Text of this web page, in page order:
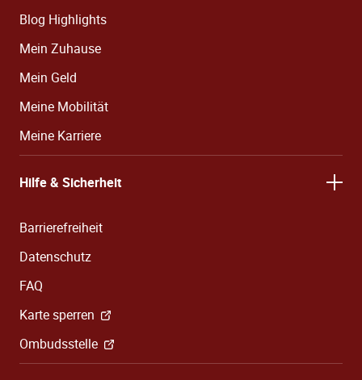
Blog Highlights
Mein Zuhause
Mein Geld
Meine Mobilität
Meine Karriere
Hilfe & Sicherheit
Barrierefreiheit
Datenschutz
FAQ
Karte sperren
Ombudsstelle